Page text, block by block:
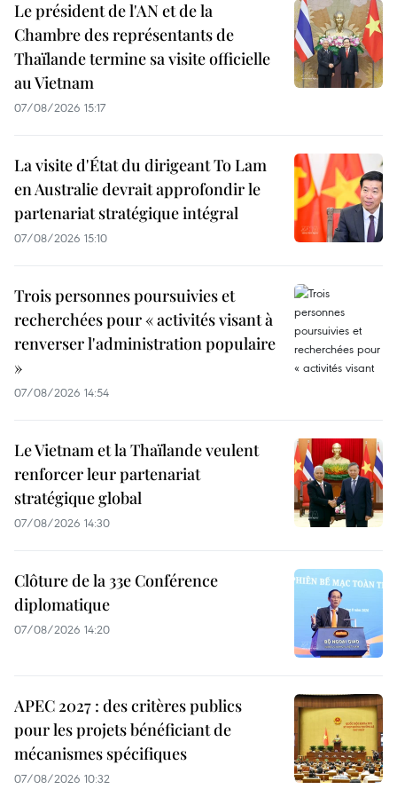
Le président de l'AN et de la
Chambre des représentants de
Thaïlande termine sa visite officielle
au Vietnam
07/08/2026 15:17
La visite d'État du dirigeant To Lam
en Australie devrait approfondir le
partenariat stratégique intégral
07/08/2026 15:10
Trois personnes poursuivies et
recherchées pour « activités visant à
renverser l'administration populaire
»
07/08/2026 14:54
Le Vietnam et la Thaïlande veulent
renforcer leur partenariat
stratégique global
07/08/2026 14:30
Clôture de la 33e Conférence
diplomatique
07/08/2026 14:20
APEC 2027 : des critères publics
pour les projets bénéficiant de
mécanismes spécifiques
07/08/2026 10:32